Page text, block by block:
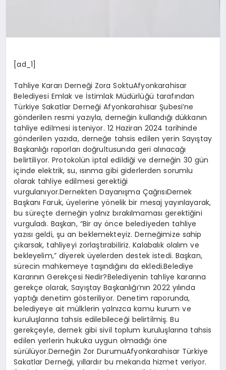
[ad_1]
Tahliye Kararı Derneği Zora SoktuAfyonkarahisar
Belediyesi Emlak ve İstimlak Müdürlüğü tarafından
Türkiye Sakatlar Derneği Afyonkarahisar Şubesi’ne
gönderilen resmi yazıyla, derneğin kullandığı dükkanın
tahliye edilmesi isteniyor. 12 Haziran 2024 tarihinde
gönderilen yazıda, derneğe tahsis edilen yerin Sayıştay
Başkanlığı raporları doğrultusunda geri alınacağı
belirtiliyor. Protokolün iptal edildiği ve derneğin 30 gün
içinde elektrik, su, ısınma gibi giderlerden sorumlu
olarak tahliye edilmesi gerektiği
vurgulanıyor.Dernekten Dayanışma ÇağrısıDernek
Başkanı Faruk, üyelerine yönelik bir mesaj yayınlayarak,
bu süreçte derneğin yalnız bırakılmaması gerektiğini
vurguladı. Başkan, “Bir ay önce belediyeden tahliye
yazısı geldi, şu an beklemekteyiz. Derneğimize sahip
çıkarsak, tahliyeyi zorlaştırabiliriz. Kalabalık olalım ve
bekleyelim,” diyerek üyelerden destek istedi. Başkan,
sürecin mahkemeye taşındığını da ekledi.Belediye
Kararının Gerekçesi Nedir?Belediyenin tahliye kararına
gerekçe olarak, Sayıştay Başkanlığı’nın 2022 yılında
yaptığı denetim gösteriliyor. Denetim raporunda,
belediyeye ait mülklerin yalnızca kamu kurum ve
kuruluşlarına tahsis edilebileceği belirtilmiş. Bu
gerekçeyle, dernek gibi sivil toplum kuruluşlarına tahsis
edilen yerlerin hukuka uygun olmadığı öne
sürülüyor.Derneğin Zor DurumuAfyonkarahisar Türkiye
Sakatlar Derneği, yıllardır bu mekanda hizmet veriyor.